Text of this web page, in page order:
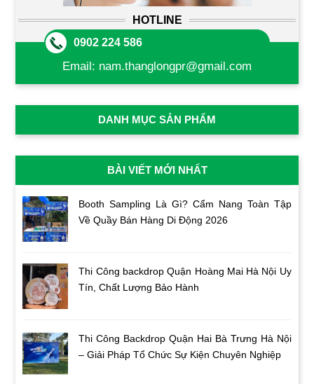
HOTLINE
0902 224 586
Email: nam.thanglongpr@gmail.com
DANH MỤC SẢN PHẨM
BÀI VIẾT MỚI NHẤT
Booth Sampling Là Gì? Cẩm Nang Toàn Tập
Về Quầy Bán Hàng Di Động 2026
Thi Công backdrop Quận Hoàng Mai Hà Nội Uy
Tín, Chất Lượng Bảo Hành
Thi Công Backdrop Quận Hai Bà Trưng Hà Nội
– Giải Pháp Tổ Chức Sự Kiện Chuyên Nghiệp